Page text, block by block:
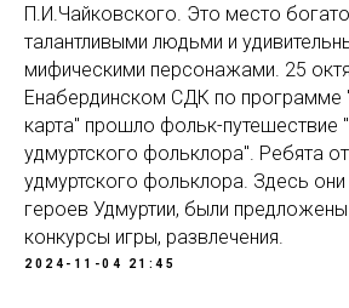
П.И.Чайковского. Это место
талантливыми людьми и
мифическими персонажами. 25
Енабердинском СДК по программе
карта" прошло фольк-путешествие
удмуртского фольклора". Ребята
удмуртского фольклора. Здесь они
героев Удмуртии, были
конкурсы игры, развлечения.
2024-11-04 21:45